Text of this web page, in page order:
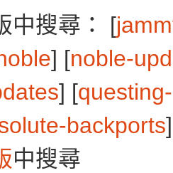
中搜尋： [
] [noble-
] [
backports
中搜尋